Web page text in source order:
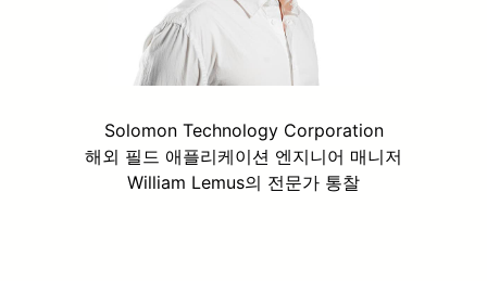
Solomon Technology Corporation
해외 필드 애플리케이션 엔지니어 매니저
William Lemus의 전문가 통찰